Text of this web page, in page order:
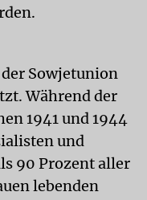
Sowjetunion
Während der
1941 und 1944
und
90 Prozent aller
lebenden